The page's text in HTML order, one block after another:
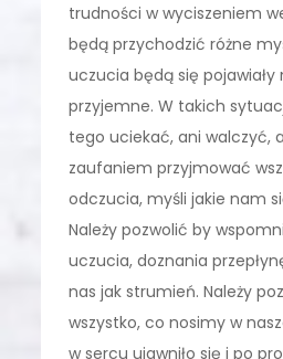
trudności w wyciszeniem
będą przychodzić różne
uczucia będą się pojawiały
przyjemne. W takich
tego uciekać, ani walczyć,
zaufaniem przyjmować
odczucia, myśli jakie nam
Należy pozwolić by
uczucia, doznania
nas jak strumień. Należy
wszystko, co nosimy w
w sercu ujawniło się i po